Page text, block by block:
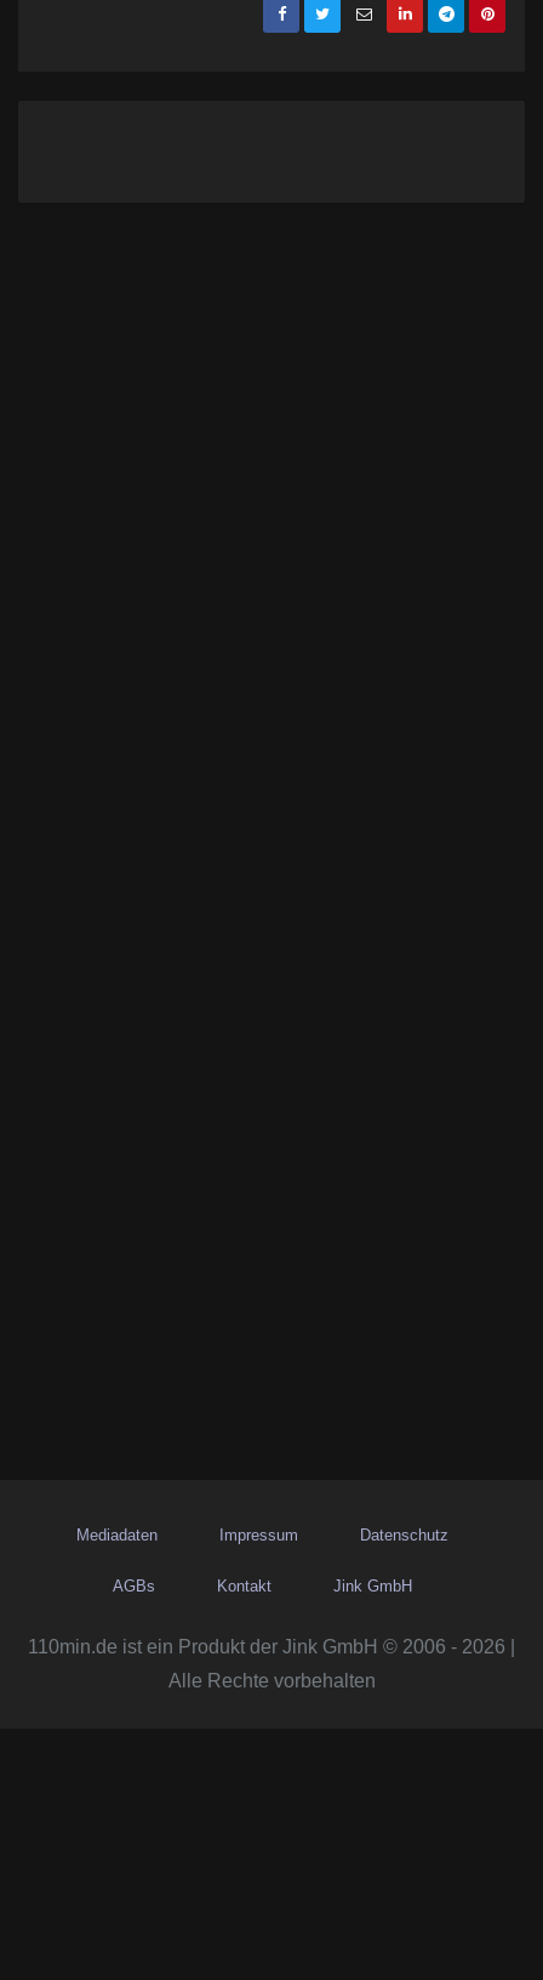
Mediadaten Impressum Datenschutz
AGBs Kontakt Jink GmbH
110min.de ist ein Produkt der Jink GmbH © 2006 - 2026 |
Alle Rechte vorbehalten